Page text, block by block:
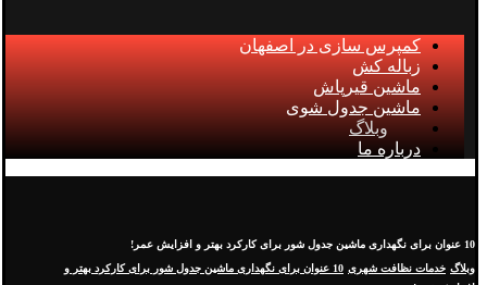
کمپرس سازی در اصفهان
زباله کش
ماشین قیرپاش
ماشین جدول شوی
وبلاگ
درباره ما
10 عنوان برای نگهداری ماشین جدول شور برای کارکرد بهتر و افزایش عمر!
وبلاگ خدمات نظافت شهری
10 عنوان برای نگهداری ماشین جدول شور برای کارکرد بهتر و